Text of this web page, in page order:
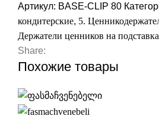
Артикул: BASE-CLIP 80
кондитерские, 5.
Держатели ценников на
Share:
Похожие товары